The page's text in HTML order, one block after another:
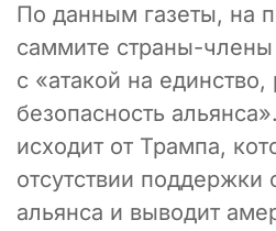
По данным газеты, на
саммите страны-
с «атакой на
безопасность
исходит от Трампа,
отсутствии поддержки
альянса и выводит